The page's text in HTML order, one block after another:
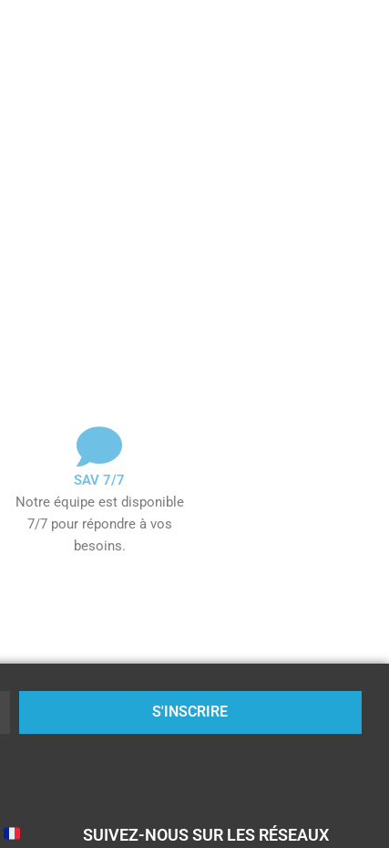
SAV 7/7
Notre équipe est disponible
7/7 pour répondre à vos
besoins.
S'INSCRIRE
SUIVEZ-NOUS SUR LES RÉSEAUX